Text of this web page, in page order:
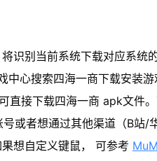
识别当前系统下载对应系
心搜索四海一商下载安装游
接下载四海一商 apk文件
或者想通过其他渠道（B站
想自定义键鼠， 可参考